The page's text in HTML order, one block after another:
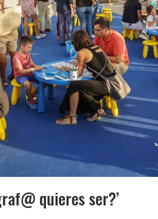
quieres ser?’